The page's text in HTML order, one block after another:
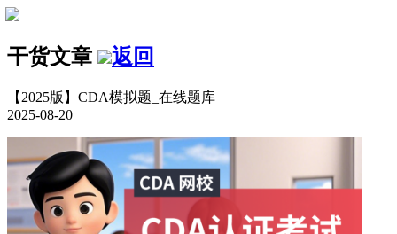
干货文章 返回
【2025版】CDA模拟题_在线题库
2025-08-20